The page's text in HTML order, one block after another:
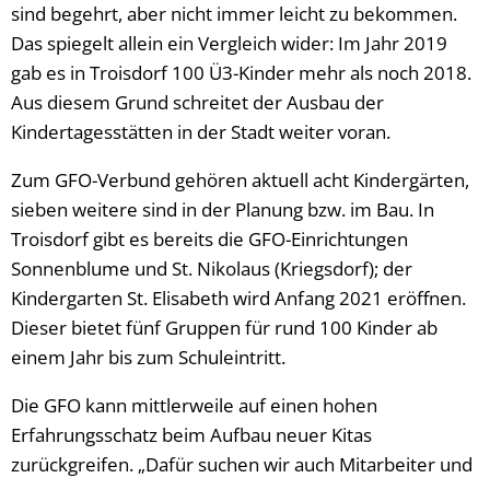
sind begehrt, aber nicht immer leicht zu bekommen.
Das spiegelt allein ein Vergleich wider: Im Jahr 2019
gab es in Troisdorf 100 Ü3-Kinder mehr als noch 2018.
Aus diesem Grund schreitet der Ausbau der
Kindertagesstätten in der Stadt weiter voran.
Zum GFO-Verbund gehören aktuell acht Kindergärten,
sieben weitere sind in der Planung bzw. im Bau. In
Troisdorf gibt es bereits die GFO-Einrichtungen
Sonnenblume und St. Nikolaus (Kriegsdorf); der
Kindergarten St. Elisabeth wird Anfang 2021 eröffnen.
Dieser bietet fünf Gruppen für rund 100 Kinder ab
einem Jahr bis zum Schuleintritt.
Die GFO kann mittlerweile auf einen hohen
Erfahrungsschatz beim Aufbau neuer Kitas
zurückgreifen. „Dafür suchen wir auch Mitarbeiter und